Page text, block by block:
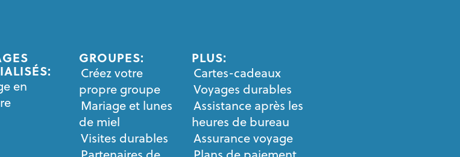
en
GROUPES:
Créez votre
propre groupe
Mariage et lunes
de miel
Visites durables
PLUS:
Cartes-cadeaux
Voyages durables
Assistance après les
heures de bureau
Assurance voyage